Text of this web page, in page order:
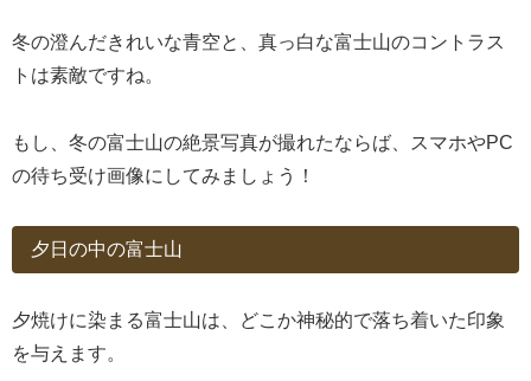
冬の澄んだきれいな青空と、真っ白な富士山のコントラス
トは素敵ですね。
もし、冬の富士山の絶景写真が撮れたならば、スマホやPC
の待ち受け画像にしてみましょう！
夕日の中の富士山
夕焼けに染まる富士山は、どこか神秘的で落ち着いた印象
を与えます。